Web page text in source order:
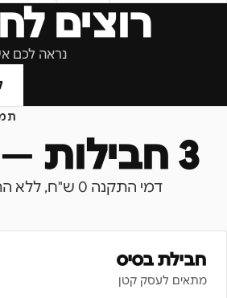
רוצים
נראה לכם איך
3 חבילות — לכל גודל עסק
דמי התקנה 0 ש"ח, ללא התחייבות, מעבר חופשי בין חבילות.
חבילת בסיס
מתאים לעסק קטן